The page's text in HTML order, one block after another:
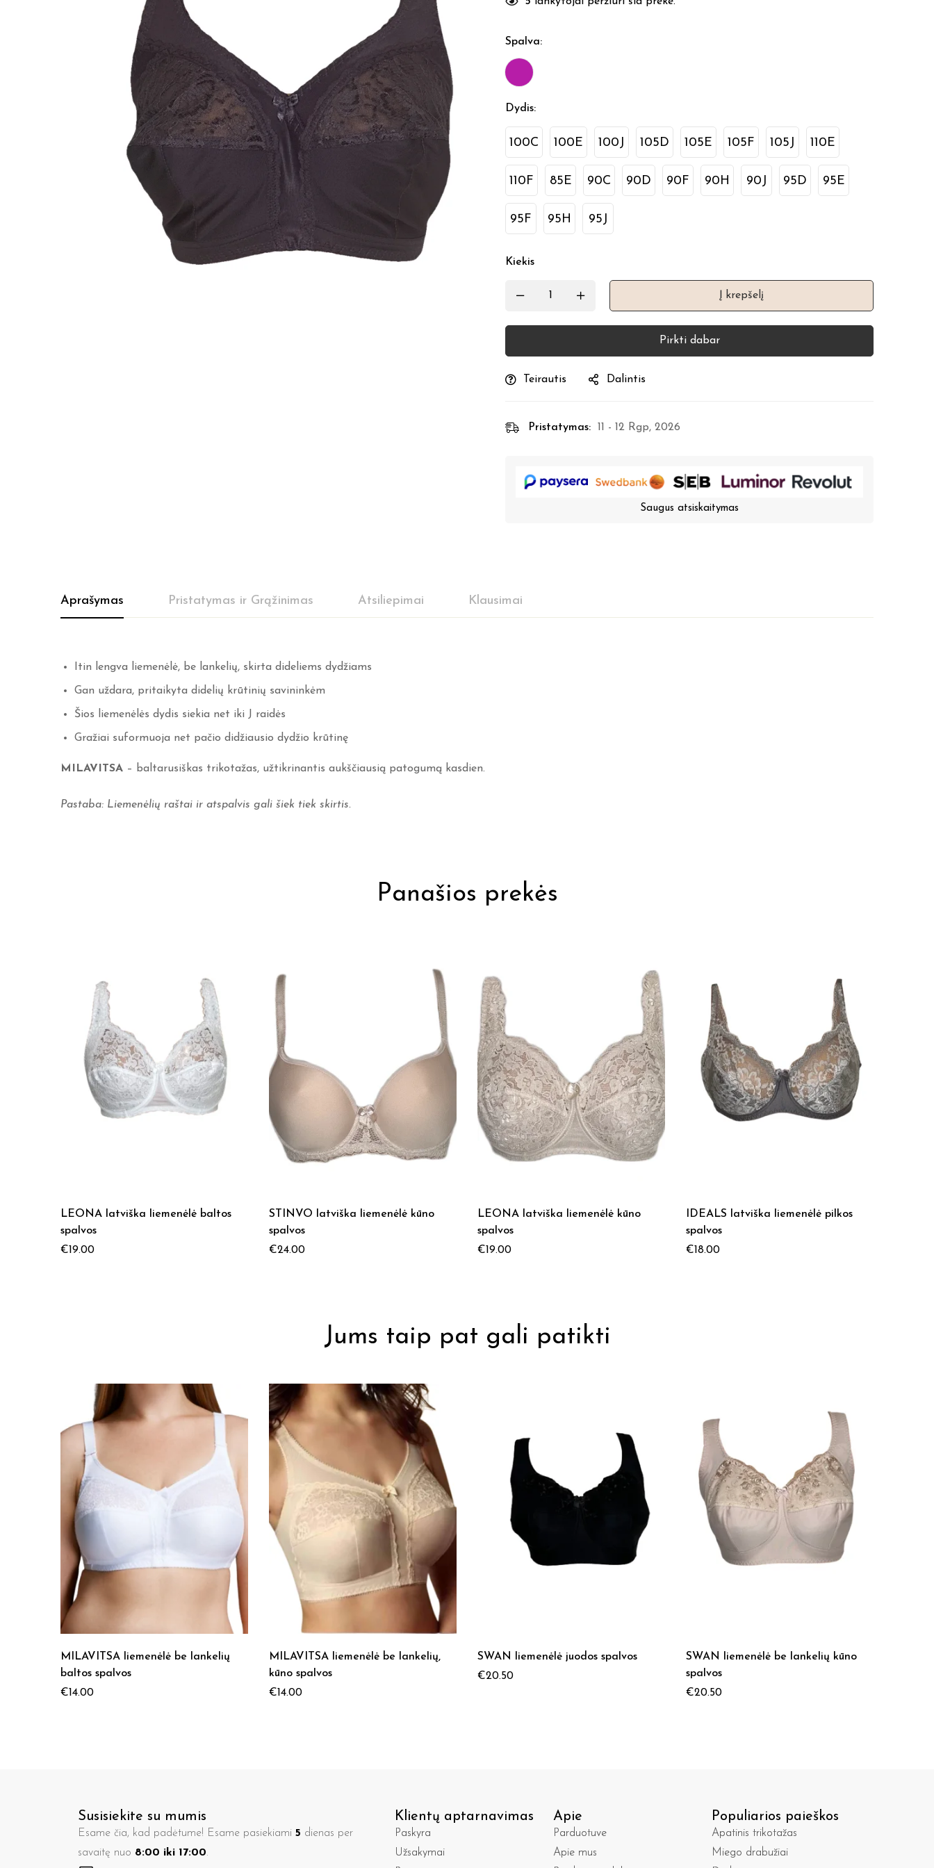
Spalva:
Dydis:
100C 100E 100J 105D 105E 105F 105J 110E
110F 85E 90C 90D 90F 90H 90J 95D 95E
95F 95H 95J
Kiekis
Į krepšelį
Pirkti dabar
Teirautis Dalintis
Pristatymas: 11 - 12 Rgp, 2026
Saugus atsiskaitymas
Aprašymas Pristatymas ir Grąžinimas Atsiliepimai Klausimai
Itin lengva liemenėlė, be lankelių, skirta dideliems dydžiams
Gan uždara, pritaikyta didelių krūtinių savininkėm
Šios liemenėlės dydis siekia net iki J raidės
Gražiai suformuoja net pačio didžiausio dydžio krūtinę
MILAVITSA – baltarusiškas trikotažas, užtikrinantis aukščiausią patogumą kasdien.
Pastaba: Liemenėlių raštai ir atspalvis gali šiek tiek skirtis.
Panašios prekės
LEONA latviška liemenėlė baltos
spalvos
€19.00
STINVO latviška liemenėlė kūno
spalvos
€24.00
LEONA latviška liemenėlė kūno
spalvos
€19.00
IDEALS latviška liemenėlė pilkos
spalvos
€18.00
Jums taip pat gali patikti
MILAVITSA liemenėlė be lankelių
baltos spalvos
€14.00
MILAVITSA liemenėlė be lankelių,
kūno spalvos
€14.00
SWAN liemenėlė juodos spalvos
€20.50
SWAN liemenėlė be lankelių kūno
spalvos
€20.50
Susisiekite su mumis
Esame čia, kad padėtume! Esame pasiekiami 5 dienas per
savaitę nuo 8:00 iki 17:00.
Klientų aptarnavimas
Paskyra
Užsakymai
Apie
Parduotuve
Apie mus
Populiarios paieškos
Apatinis trikotažas
Miego drabužiai